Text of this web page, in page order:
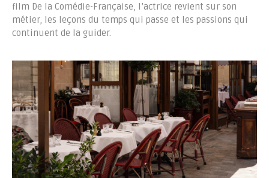
film De la Comédie-Française, l’actrice revient sur son
métier, les leçons du temps qui passe et les passions qui
continuent de la guider.